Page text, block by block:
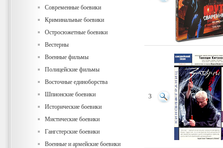
Современные боевики
Криминальные боевики
Остросюжетные боевики
Вестерны
Военные фильмы
Полицейские фильмы
Восточные единоборства
Шпионские боевики
Исторические боевики
Мистические боевики
Гангстерские боевики
Военные и армейские боевики
3